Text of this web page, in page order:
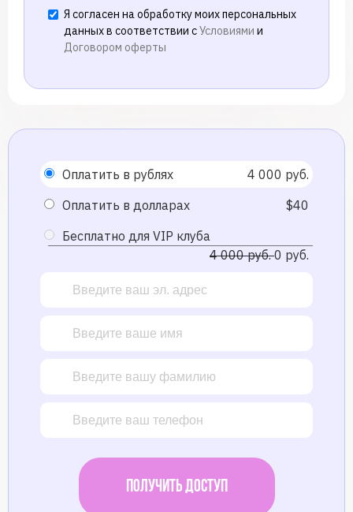
Я согласен на обработку моих персональных
данных в соответствии сУсловиями и
Договором оферты
Оплатить в рублях
4 000 руб.
Оплатить в долларах
$40
Бесплатно для VIP клуба
4 000 руб.0 руб.
Получить доступ